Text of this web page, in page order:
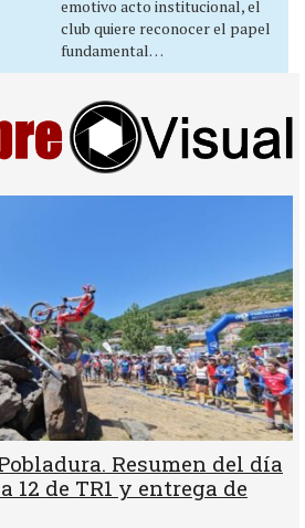
emotivo acto institucional, el
club quiere reconocer el papel
fundamental…
Resumen del día
12 de TR1 y entrega de